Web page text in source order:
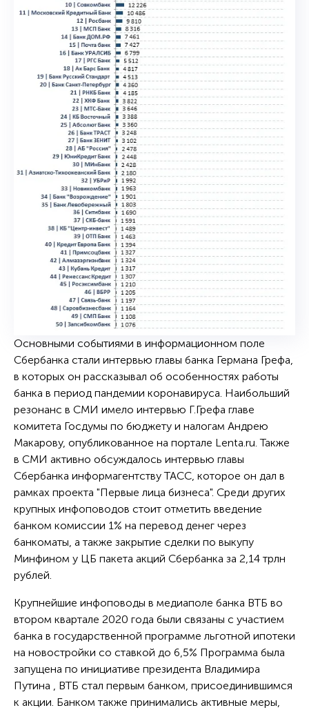
Основными событиями в информационном поле
Сбербанка стали интервью главы банка Германа Грефа,
в которых он рассказывал об особенностях работы
банка в период пандемии коронавируса. Наибольший
резонанс в СМИ имело интервью Г.Грефа главе
комитета Госдумы по бюджету и налогам Андрею
Макарову, опубликованное на портале Lenta.ru. Также
в СМИ активно обсуждалось интервью главы
Сбербанка информагентству ТАСС, которое он дал в
рамках проекта "Первые лица бизнеса". Среди других
крупных инфоповодов стоит отметить введение
банком комиссии 1% на перевод денег через
банкоматы, а также закрытие сделки по выкупу
Минфином у ЦБ пакета акций Сбербанка за 2,14 трлн
рублей.
Крупнейшие инфоповоды в медиаполе банка ВТБ во
втором квартале 2020 года были связаны с участием
банка в государственной программе льготной ипотеки
на новостройки со ставкой до 6,5% Программа была
запущена по инициативе президента Владимира
Путина , ВТБ стал первым банком, присоединившимся
к акции. Банком также принимались активные меры,